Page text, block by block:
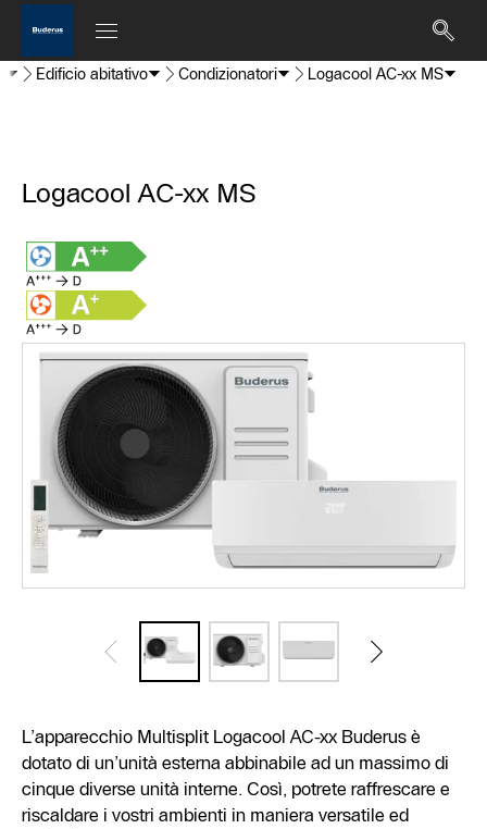
Edificio abitativo Condizionatori Logacool AC-xx MS
Logacool AC-xx MS
L’apparecchio Multisplit Logacool AC-xx Buderus è
dotato di un’unità esterna abbinabile ad un massimo di
cinque diverse unità interne. Così, potrete raffrescare e
riscaldare i vostri ambienti in maniera versatile ed